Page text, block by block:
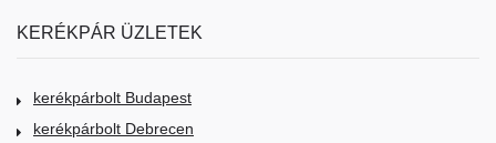
KERÉKPÁR ÜZLETEK
kerékpárbolt Budapest
kerékpárbolt Debrecen